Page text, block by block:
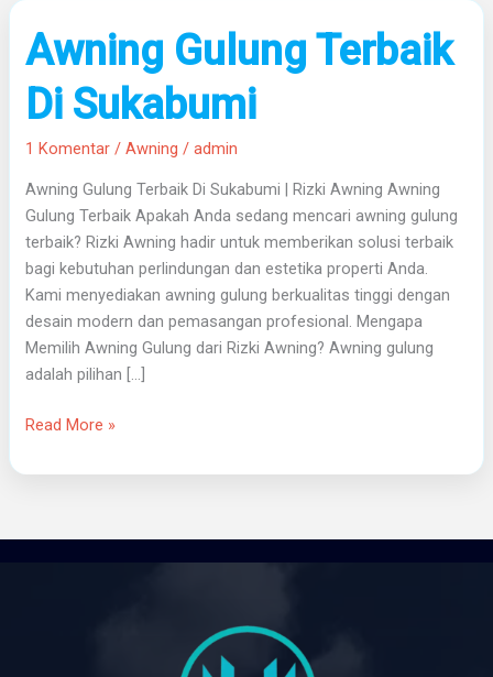
Awning Gulung Terbaik
Di Sukabumi
1 Komentar /Awning /admin
Awning Gulung Terbaik Di Sukabumi | Rizki Awning Awning
Gulung Terbaik Apakah Anda sedang mencari awning gulung
terbaik? Rizki Awning hadir untuk memberikan solusi terbaik
bagi kebutuhan perlindungan dan estetika properti Anda.
Kami menyediakan awning gulung berkualitas tinggi dengan
desain modern dan pemasangan profesional. Mengapa
Memilih Awning Gulung dari Rizki Awning? Awning gulung
adalah pilihan […]
Awning
Gulung
Terbaik
Di
Sukabumi
Read More »